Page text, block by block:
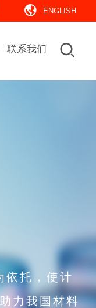
ENGLISH
联系我们
依托，使计
力我国材料